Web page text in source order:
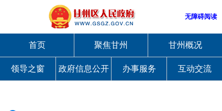
无障碍阅读
首页 聚焦甘州 甘州概况
领导之窗 政府信息公开 办事服务 互动交流